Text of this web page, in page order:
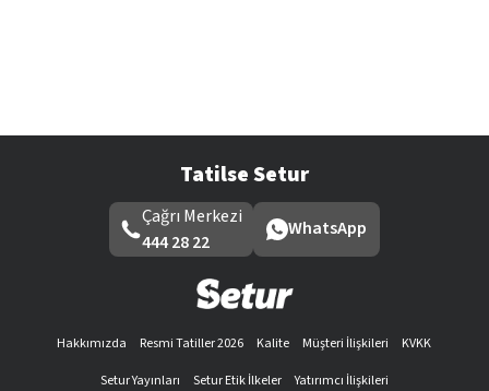
Tatilse Setur
Çağrı Merkezi
444 28 22
WhatsApp
Hakkımızda Resmi Tatiller 2026 Kalite Müşteri İlişkileri
KVKK
Setur Yayınları
Setur Etik İlkeler
Yatırımcı İlişkileri